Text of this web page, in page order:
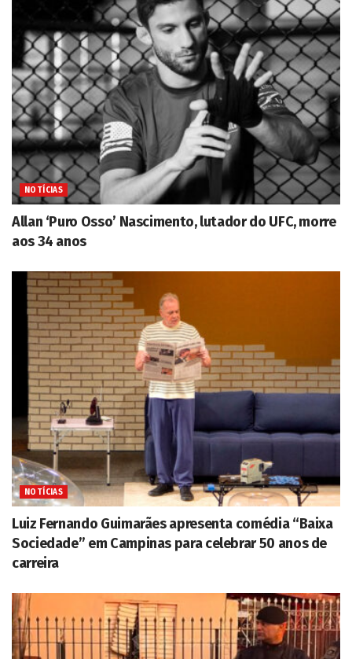
NOTÍCIAS
Allan ‘Puro Osso’ Nascimento, lutador do UFC, morre
aos 34 anos
NOTÍCIAS
Luiz Fernando Guimarães apresenta comédia “Baixa
Sociedade” em Campinas para celebrar 50 anos de
carreira